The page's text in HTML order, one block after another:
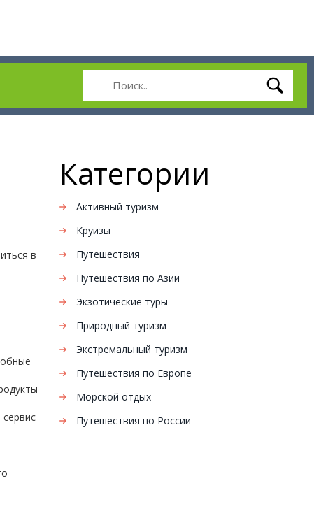
в
Категории
Активный туризм
Круизы
Путешествия
Путешествия по Азии
Экзотические туры
Природный туризм
Экстремальный туризм
Путешествия по Европе
Морской отдых
Путешествия по России